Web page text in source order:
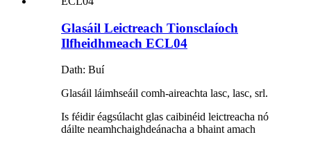
Glasáil Leictreach Tionsclaíoch
Ilfheidhmeach ECL04
Dath: Buí
Glasáil láimhseáil comh-aireachta lasc, lasc, srl.
Is féidir éagsúlacht glas caibinéid leictreacha nó
dáilte neamhchaighdeánacha a bhaint amach